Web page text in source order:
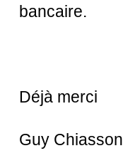
bancaire.
Déjà merci
Guy Chiasson